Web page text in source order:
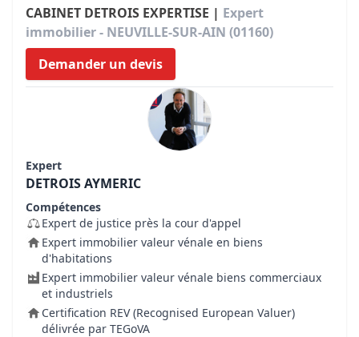
CABINET DETROIS EXPERTISE | Expert
immobilier - NEUVILLE-SUR-AIN (01160)
Demander un devis
Expert
DETROIS AYMERIC
Compétences
Expert de justice près la cour d'appel
Expert immobilier valeur vénale en biens
d'habitations
Expert immobilier valeur vénale biens commerciaux
et industriels
Certification REV (Recognised European Valuer)
délivrée par TEGoVA